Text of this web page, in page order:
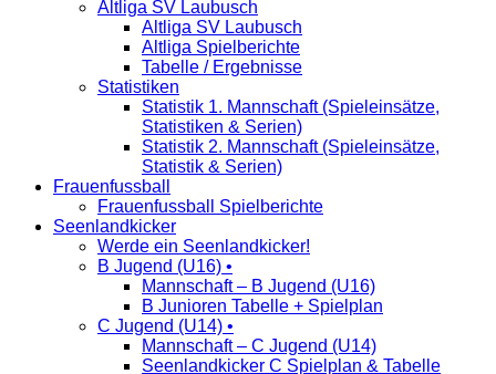
Altliga SV Laubusch
Altliga SV Laubusch
Altliga Spielberichte
Tabelle / Ergebnisse
Statistiken
Statistik 1. Mannschaft (Spieleinsätze,
Statistiken & Serien)
Statistik 2. Mannschaft (Spieleinsätze,
Statistik & Serien)
Frauenfussball
Frauenfussball Spielberichte
Seenlandkicker
Werde ein Seenlandkicker!
B Jugend (U16) •
Mannschaft – B Jugend (U16)
B Junioren Tabelle + Spielplan
C Jugend (U14) •
Mannschaft – C Jugend (U14)
Seenlandkicker C Spielplan & Tabelle